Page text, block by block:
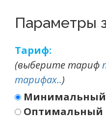
Параметры
Тариф:
(выберите тариф
тарифах..)
Минимальный
Оптимальный